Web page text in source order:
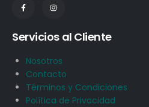
Servicios al Cliente
Nosotros
Contacto
Términos y Condiciones
Política de Privacidad